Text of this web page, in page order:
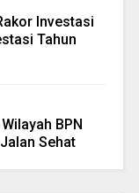
Investasi
Tahun
BPN
Sehat